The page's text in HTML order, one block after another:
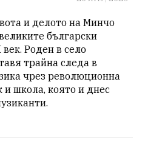
и делото на Минчо
български
Роден в село
трайна следа в
чрез революционна
и школа, която и днес